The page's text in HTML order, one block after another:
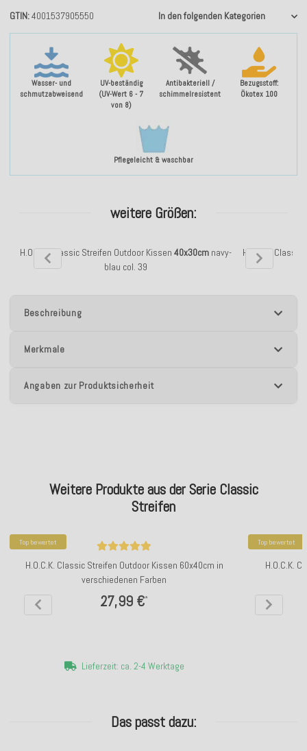
Wasser- und
schmutzabweisend
UV-beständig
(UV-Wert 6 - 7
von 8)
Antibakteriell /
schimmelresistent
Bezugsstoff:
Ökotex 100
Pflegeleicht & waschbar
GTIN 4001537905550 In den folgenden Kategorien
weitere Größen:
H.O.C.K. Classic Streifen Outdoor Kissen 40x30cm navy-
blau col. 39
H.O.C.K.
Beschreibung
Merkmale
Angaben zur Produktsicherheit
Weitere Produkte aus der Serie Classic
Streifen
Top bewertet
H.O.C.K. Classic Streifen Outdoor Kissen 60x40cm in
verschiedenen Farben
27,99 €*
Lieferzeit: ca. 2-4 Werktage
Top bewertet
H.O.C.K.
Das passt dazu: